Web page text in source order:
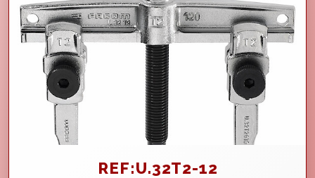
REF:U.32T2-12